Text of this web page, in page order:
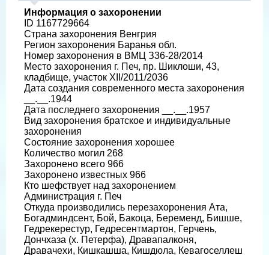
Информация о захоронении
ID 1167729664
Страна захоронения Венгрия
Регион захоронения Баранья обл.
Номер захоронения в ВМЦ З36-28/2014
Место захоронения г. Печ, пр. Шиклоши, 43,
кладбище, участок XII/2011/2036
Дата создания современного места захоронения
__.__.1944
Дата последнего захоронения __.__.1957
Вид захоронения братское и индивидуальные
захоронения
Состояние захоронения хорошее
Количество могил 268
Захоронено всего 966
Захоронено известных 966
Кто шефствует над захоронением
Администрация г. Печ
Откуда производились перезахоронения Ата,
Богадминдсент, Бой, Бакоца, Беременд, Бишше,
Гедрекерестур, Гедресентмартон, Герчень,
Дончхаза (х. Петерфа), Дравапалконя,
Дравачехи, Кишкашша, Кишдюла, Кевагоселлеш